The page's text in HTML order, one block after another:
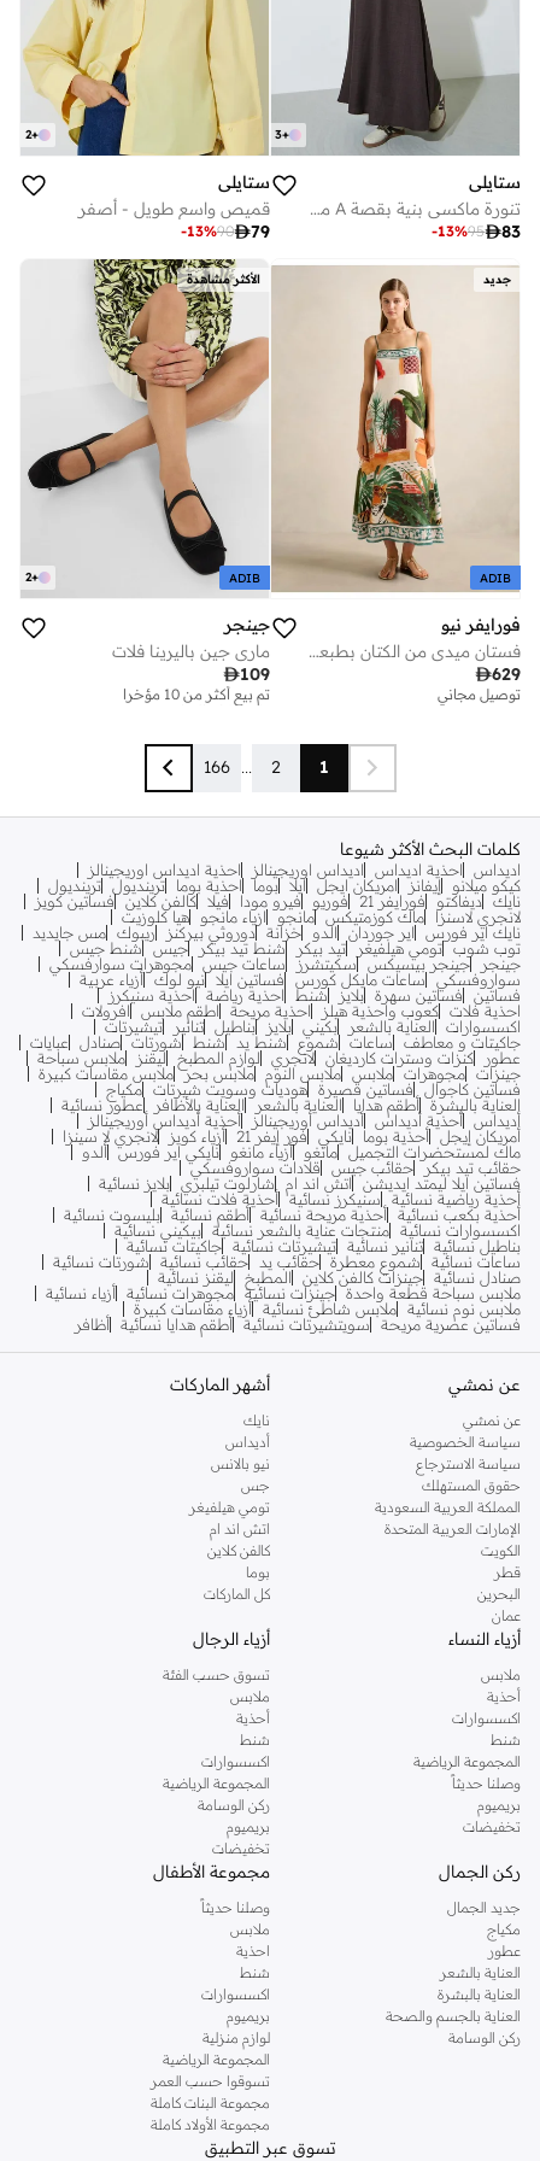
+
3
ستايلي
تنورة ماكسي بنية بقصة A مع جيوب جانبية
83
95
-13%
+
2
ستايلي
قميص واسع طويل - أصفر
79
90
-13%
جديد
ADIB
فورايفر نيو
فستان ميدي من الكتان بطبعة بيانكا
629
توصيل مجاني
الأكثر مشاهدة
+
2 ADIB
جينجر
ماري جين باليرينا فلات
109
تم بيع أكثر من 10 مؤخرا
على وشك النفاد
1
2
...
166
كلمات البحث الأكثر شيوعا
اديداس احذية اديداس اديداس اوريجينالز
احذية اديداس اوريجينالز
كيكو ميلانو
إيفانز امريكان ايجل ايلا بوما احذية بوما ترينديول ترينديول
نايك ديفاكتو فورايفر 21 فوريو فيرو مودا فيلا كالفن كلاين فساتين كويز
لانجري لاسنزا
ماك كوزمتيكس مانجو ازياء مانجو
هيا كلوزيت
نايك اير فورس
اير جوردان الدو خزانة دوروثي بيركنز ريبوك مس جايديد
توب شوب تومي هيلفيغر تيد بيكر شنط تيد بيكر جيس
شنط جيس
جينجر
جينجر بيسيكس سكيتشرز ساعات جيس مجوهرات سوارفسكي
سواروفسكي
ساعات مايكل كورس فساتين ايلا نيو لوك أزياء عربية
فساتين
فساتين سهرة بلايز شنط احذية رياضة
احذية سنيكرز
احذية فلات كعوب واحذية هيلز احذية مريحة اطقم ملابس
افرولات
اكسسوارات
العناية بالشعر بكيني بلايز بناطيل تنانير
تيشيرتات
جاكيتات و معاطف
ساعات شموع شنط يد شنط شورتات صنادل
عبايات
عطور
كنزات وسترات كارديغان لانجري لوازم المطبخ ليقنز
ملابس سباحة
جينزات مجوهرات ملابس ملابس النوم ملابس بحر ملابس مقاسات كبيرة
فساتين كاجوال
فساتين قصيرة هوديات وسويت شيرتات مكياج
العناية بالبشرة أطقم هدايا العناية بالشعر العناية بالأظافر
عطور نسائية
أديداس أحذية أديداس أديداس أوريجينالز
أحذية أديداس أوريجينالز
أمريكان إيجل أحذية بوما نايكي فور إيفر 21 أزياء كويز
لانجري لا سينزا
ماك لمستحضرات التجميل مانغو أزياء مانغو نايكي اير فورس ألدو
حقائب تيد بيكر
حقائب جيس
قلادات سواروفسكي
فساتين ايلا ليمتد ايديشن
اتش اند ام شارلوت تيلبري بلايز نسائية
أحذية رياضية نسائية
سنيكرز نسائية أحذية فلات نسائية
أحذية بكعب نسائية أحذية مريحة نسائية أطقم نسائية بليسوت نسائية
اكسسوارات نسائية منتجات عناية بالشعر نسائية بيكيني نسائية
بناطيل نسائية تنانير نسائية تيشيرتات نسائية جاكيتات نسائية
ساعات نسائية
شموع معطرة حقائب يد حقائب نسائية
شورتات نسائية
صنادل نسائية جينزات كالفن كلاين المطبخ
ليقنز نسائية
ملابس سباحة قطعة واحدة جينزات نسائية مجوهرات نسائية أزياء نسائية
ملابس نوم نسائية ملابس شاطئ نسائية أزياء مقاسات كبيرة
فساتين عصرية مريحة
سويتشيرتات نسائية أطقم هدايا نسائية أظافر
عن نمشي
عن نمشي
سياسة الخصوصية
سياسة الاسترجاع
حقوق المستهلك
المملكة العربية السعودية
الإمارات العربية المتحدة
الكويت
قطر
البحرين
عمان
أشهر الماركات
نايك
أديداس
نيو بالانس
جس
تومي هيلفيغر
اتش اند ام
كالفن كلاين
بوما
كل الماركات
أزياء النساء
ملابس
أحذية
اكسسوارات
شنط
المجموعة الرياضية
وصلنا حديثاً
بريميوم
تخفيضات
أزياء الرجال
تسوق حسب الفئة
ملابس
أحذية
شنط
اكسسوارات
المجموعة الرياضية
ركن الوسامة
بريميوم
تخفيضات
ركن الجمال
جديد الجمال
مكياج
عطور
العناية بالشعر
العناية بالبشرة
العناية بالجسم والصحة
ركن الوسامة
مجموعة الأطفال
وصلنا حديثاً
ملابس
احذية
شنط
اكسسوارات
بريميوم
لوازم منزلية
المجموعة الرياضية
تسوقوا حسب العمر
مجموعة البنات كاملة
مجموعة الأولاد كاملة
تسوق عبر التطبيق